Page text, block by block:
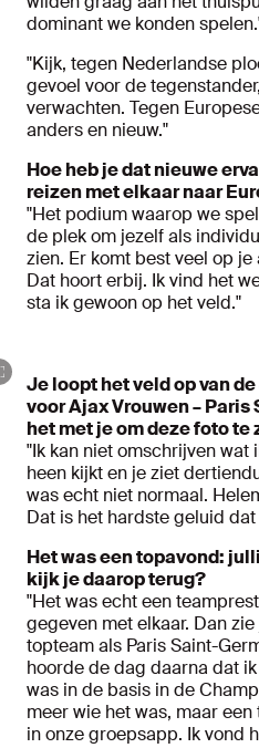
dominant we konden
"Kijk, tegen Nederlandse
gevoel voor de
verwachten. Tegen
anders en nieuw."
Hoe heb je dat nieuwe
reizen met elkaar naar
"Het podium waarop we
de plek om jezelf als
zien. Er komt best veel op
Dat hoort erbij. Ik vind het
sta ik gewoon op het veld."
Je loopt het veld op van
voor Ajax Vrouwen –
het met je om deze foto te
"Ik kan niet omschrijven wat
heen kijkt en je ziet
was echt niet normaal.
Dat is het hardste geluid
Het was een topavond:
kijk je daarop terug?
"Het was echt een
gegeven met elkaar. Dan
topteam als Paris Saint-
hoorde de dag daarna dat
was in de basis in de
meer wie het was, maar
in onze groepsapp. Ik vond